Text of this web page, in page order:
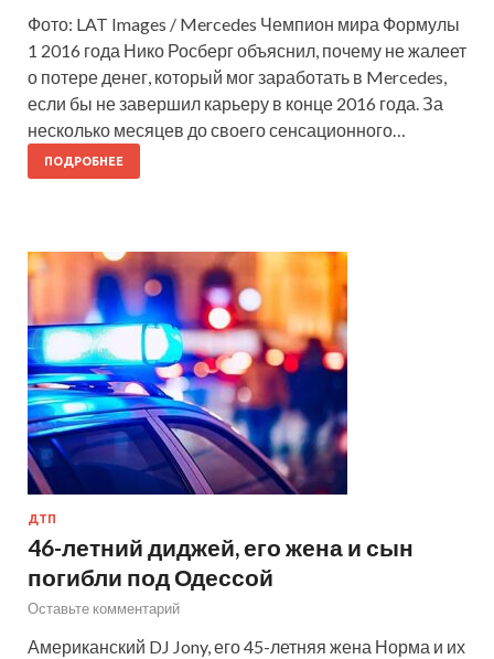
Фото: LAT Images / Mercedes Чемпион мира Формулы
1 2016 года Нико Росберг объяснил, почему не жалеет
о потере денег, который мог заработать в Mercedes,
если бы не завершил карьеру в конце 2016 года. За
несколько месяцев до своего сенсационного…
ПОДРОБНЕЕ
ДТП
46-летний диджей, его жена и сын
погибли под Одессой
Оставьте комментарий
Американский DJ Jony, его 45-летняя жена Норма и их